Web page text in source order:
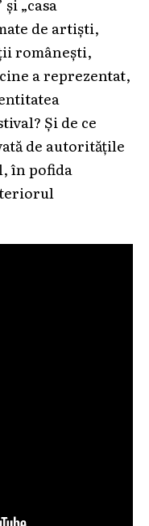
de artiști,
românești,
a reprezentat,
Și de ce
de autoritățile
în pofida